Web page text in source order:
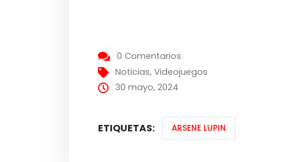
0 Comentarios
Noticias,Videojuegos
30 mayo, 2024
ETIQUETAS: ARSENE LUPIN